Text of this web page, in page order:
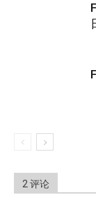
2 评论